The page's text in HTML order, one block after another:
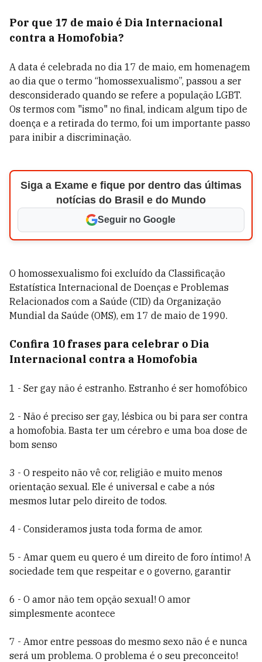
Por que 17 de maio é Dia Internacional
contra a Homofobia?
A data é celebrada no dia 17 de maio, em homenagem
ao dia que o termo “homossexualismo”, passou a ser
desconsiderado quando se refere a população LGBT.
Os termos com "ismo" no final, indicam algum tipo de
doença e a retirada do termo, foi um importante passo
para inibir a discriminação.
Siga a Exame e fique por dentro das últimas
notícias do Brasil e do Mundo
Seguir no Google
O homossexualismo foi excluído da Classificação
Estatística Internacional de Doenças e Problemas
Relacionados com a Saúde (CID) da Organização
Mundial da Saúde (OMS), em 17 de maio de 1990.
Confira 10 frases para celebrar o Dia
Internacional contra a Homofobia
1 - Ser gay não é estranho. Estranho é ser homofóbico
2 - Não é preciso ser gay, lésbica ou bi para ser contra
a homofobia. Basta ter um cérebro e uma boa dose de
bom senso
3 - O respeito não vê cor, religião e muito menos
orientação sexual. Ele é universal e cabe a nós
mesmos lutar pelo direito de todos.
4 - Consideramos justa toda forma de amor.
5 - Amar quem eu quero é um direito de foro íntimo! A
sociedade tem que respeitar e o governo, garantir
6 - O amor não tem opção sexual! O amor
simplesmente acontece
7 - Amor entre pessoas do mesmo sexo não é e nunca
será um problema. O problema é o seu preconceito!